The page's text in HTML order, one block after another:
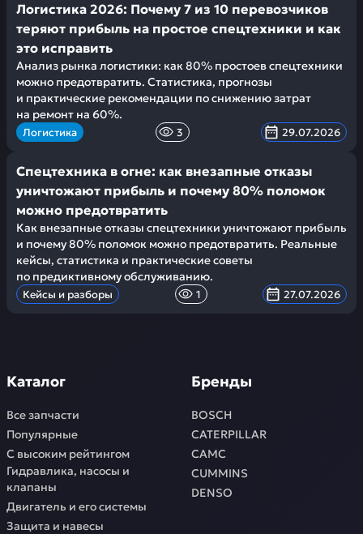
Логистика 2026: Почему 7 из 10 перевозчиков
теряют прибыль на простое спецтехники и как
это исправить
Анализ рынка логистики: как 80% простоев спецтехники
можно предотвратить. Статистика, прогнозы
и практические рекомендации по снижению затрат
на ремонт на 60%.
Логистика 3 29.07.2026
Спецтехника в огне: как внезапные отказы
уничтожают прибыль и почему 80% поломок
можно предотвратить
Как внезапные отказы спецтехники уничтожают прибыль
и почему 80% поломок можно предотвратить. Реальные
кейсы, статистика и практические советы
по предиктивному обслуживанию.
Кейсы и разборы 1 27.07.2026
Каталог
Все запчасти
Популярные
С высоким рейтингом
Гидравлика, насосы и
клапаны
Двигатель и его системы
Защита и навесы
Бренды
BOSCH
CATERPILLAR
CAMC
CUMMINS
DENSO